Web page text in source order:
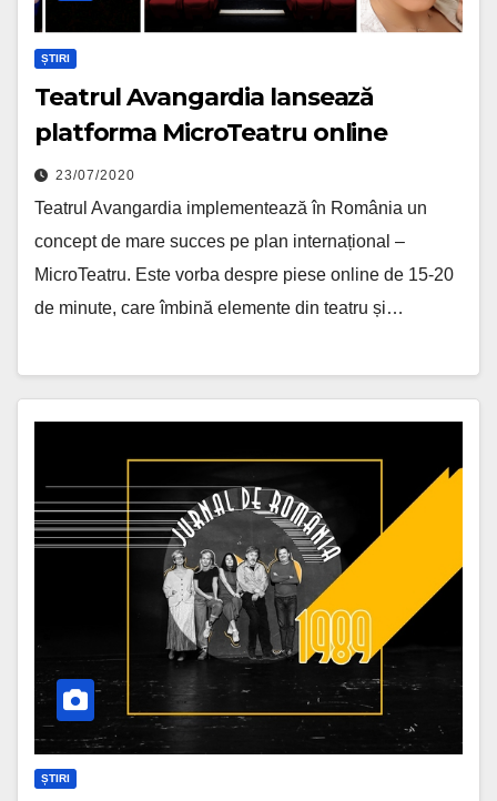
ȘTIRI
Teatrul Avangardia lansează
platforma MicroTeatru online
23/07/2020
Teatrul Avangardia implementează în România un
concept de mare succes pe plan internațional –
MicroTeatru. Este vorba despre piese online de 15-20
de minute, care îmbină elemente din teatru și…
ȘTIRI